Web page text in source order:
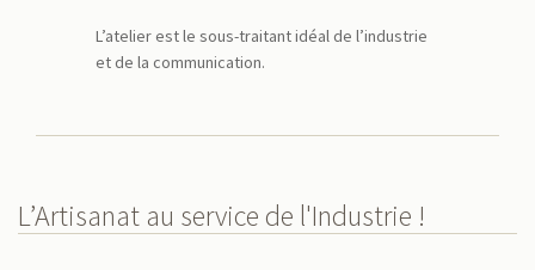
L’atelier est le sous-traitant idéal de l’industrie
et de la communication.
L’Artisanat au service de l'Industrie !